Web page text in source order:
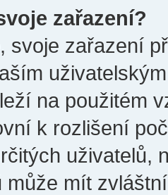
zařazení?
svoje zařazení
na použitém
k rozlišení
uživatelů,
může mít